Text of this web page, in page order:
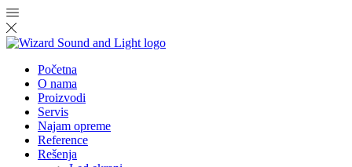
Početna
O nama
Proizvodi
Servis
Najam opreme
Reference
Rešenja